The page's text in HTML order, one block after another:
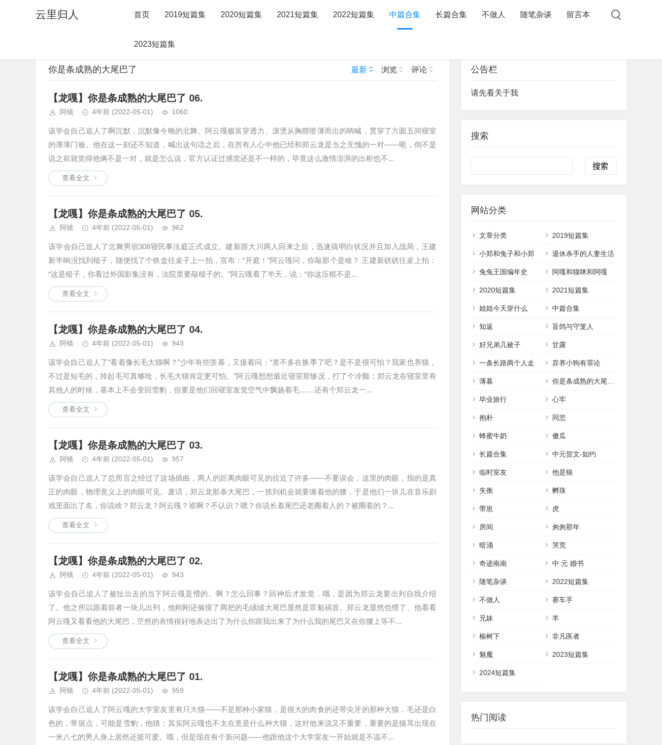
云里归人 首页 2019短篇集 2020短篇集 2021短篇集 2022短篇集 中篇合集 长篇合集 不做人 随笔杂谈 留言本
2023短篇集
中篇合集>你是条成熟的大尾巴了
你是条成熟的大尾巴了 最新 浏览 评论
【龙嘎】你是条成熟的大尾巴了 06.
阿镜 4年前 (2022-05-01) 1060
该学会自己追人了啊沉默，沉默像今晚的北舞。阿云嘎极富穿透力、滚烫从胸膛喷薄而出的呐喊，贯穿了方圆五间寝室
的薄薄门板。他在这一刻还不知道，喊出这句话之后，在所有人心中他已经和郑云龙是当之无愧的一对——呃，倒不是
说之前就觉得他俩不是一对，就是怎么说，官方认证过感觉还是不一样的，毕竟这么激情澎湃的出柜也不...
查看全文
【龙嘎】你是条成熟的大尾巴了 05.
阿镜 4年前 (2022-05-01) 962
该学会自己追人了北舞男宿308寝民事法庭正式成立。建新跟大川两人回来之后，迅速搞明白状况并且加入战局，王建
新半晌没找到槌子，随便找了个铁盒往桌子上一拍，宣布：“开庭！”阿云嘎问，你敲那个是啥？ 王建新硄硄往桌上拍：
“这是槌子，你看过外国影集没有，法院里要敲槌子的。”阿云嘎看了半天，说：“你这压根不是...
查看全文
【龙嘎】你是条成熟的大尾巴了 04.
阿镜 4年前 (2022-05-01) 943
该学会自己追人了“看着像长毛大猫啊？”少年有些羡慕，又接着问：“差不多在换季了吧？是不是很可怕？我家也养猫，
不过是短毛的，掉起毛可真够呛，长毛大猫肯定更可怕。”阿云嘎想想最近寝室那惨况，打了个冷颤；郑云龙在寝室里有
其他人的时候，基本上不会变回雪豹，但要是他们回寝室发觉空气中飘扬着毛……还有个郑云龙一...
查看全文
【龙嘎】你是条成熟的大尾巴了 03.
阿镜 4年前 (2022-05-01) 957
该学会自己追人了总而言之经过了这场插曲，两人的距离肉眼可见的拉近了许多——不要误会，这里的肉眼，指的是真
正的肉眼，物理意义上的肉眼可见。废话，郑云龙那条大尾巴，一抓到机会就要缠着他的腰，于是他们一块儿在音乐剧
戏里面出了名，你说啥？郑云龙？阿云嘎？谁啊？不认识？嗯？你说长着尾巴还老圈着人的？被圈着的？...
查看全文
【龙嘎】你是条成熟的大尾巴了 02.
阿镜 4年前 (2022-05-01) 943
该学会自己追人了被扯出去的当下阿云嘎是懵的。啊？怎么回事？回神后才发觉，哦，是因为郑云龙要出列自我介绍
了。他之所以跟着前者一块儿出列，他刚刚还偷摸了两把的毛绒绒大尾巴显然是罪魁祸首。郑云龙显然也懵了。他看看
阿云嘎又看看他的大尾巴，茫然的表情很好地表达出了为什么你跟我出来了为什么我的尾巴又在你腰上等不...
查看全文
【龙嘎】你是条成熟的大尾巴了 01.
阿镜 4年前 (2022-05-01) 959
该学会自己追人了阿云嘎的大学室友里有只大猫——不是那种小家猫，是很大的肉食的还带尖牙的那种大猫，毛还是白
色的，带斑点，可能是雪豹，他猜；其实阿云嘎也不太在意是什么种大猫，这对他来说又不重要，重要的是猫耳出现在
一米八七的男人身上居然还挺可爱。哦，但是现在有个新问题——他跟他这个大学室友一开始就是不温不...
公告栏
请先看关于我
搜索
Search
网站分类
文章分类 2019短篇集
小郑和兔子和小郑 退休杀手的人妻生活
兔兔王国编年史 阿嘎和猫咪和阿嘎
2020短篇集 2021短篇集
姐姐今天穿什么 中篇合集
知返 盲鸽与守笼人
好兄弟几被子 甘露
一条长路两个人走 弃养小狗有罪论
薄暮 你是条成熟的大尾巴了
毕业旅行 心牢
抱朴 同悲
蜂蜜牛奶 傻瓜
长篇合集 中元贺文-如约
临时室友 他是狼
失衡 孵珠
带崽 虎
房间 匆匆那年
暗涌 哭荒
奇迹南南 中 元 婚书
随笔杂谈 2022短篇集
不做人 赛车手
兄妹 羊
榆树下 非凡医者
魅魔 2023短篇集
2024短篇集
热门阅读